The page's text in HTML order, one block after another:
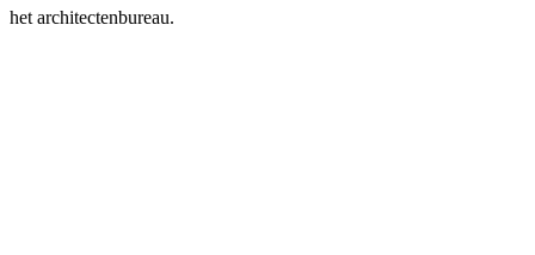
het architectenbureau.